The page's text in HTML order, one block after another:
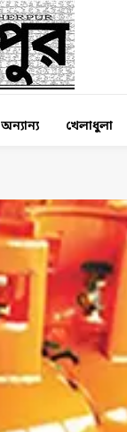
অন্যান্য খেলাধুলা